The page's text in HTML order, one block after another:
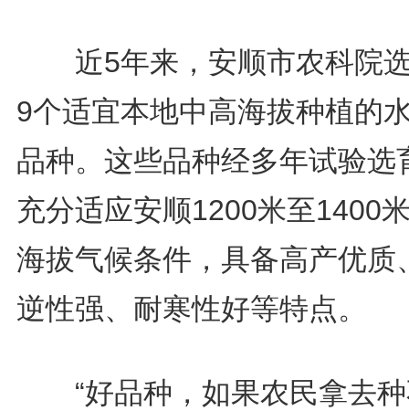
近5年来，安顺市农科院
9个适宜本地中高海拔种植的
品种。这些品种经多年试验选
充分适应安顺1200米至1400
海拔气候条件，具备高产优质
逆性强、耐寒性好等特点。
“好品种，如果农民拿去